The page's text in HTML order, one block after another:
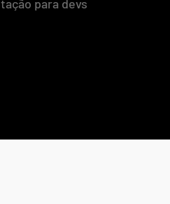
para devs